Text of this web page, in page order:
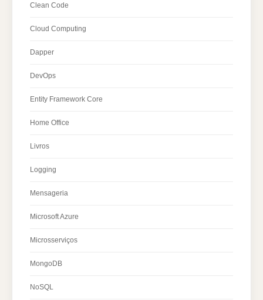
Clean Code
Cloud Computing
Dapper
DevOps
Entity Framework Core
Home Office
Livros
Logging
Mensageria
Microsoft Azure
Microsserviços
MongoDB
NoSQL